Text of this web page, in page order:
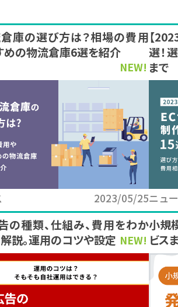
庫の選び方は？相場の費用
めの物流倉庫6選を紹介
NEW!
2023/05/25
【
選！
まで
ニュ
の種類、仕組み、費用をわか
解説。運用のコツや設定方法も
NEW!
小規
ビス